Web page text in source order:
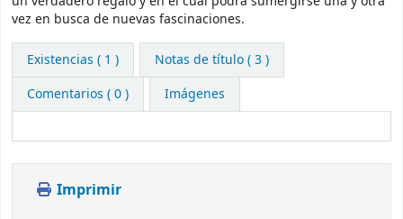
vez en busca de nuevas fascinaciones.
Existencias ( 1 )
Notas de título ( 3 )
Comentarios ( 0 )
Imágenes
Imprimir